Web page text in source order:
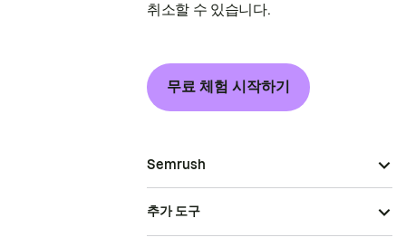
취소할 수 있습니다.
무료 체험 시작하기
Semrush
추가 도구